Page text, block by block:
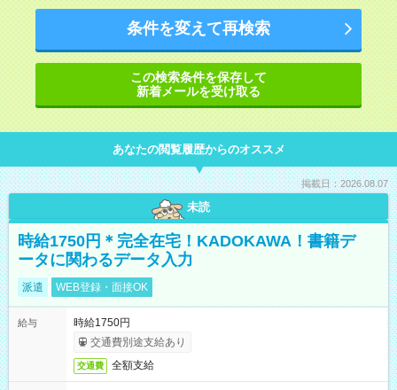
条件を変えて再検索
この検索条件を保存して
新着メールを受け取る
あなたの閲覧履歴からのオススメ
掲載日：2026.08.07
未読
時給1750円＊完全在宅！KADOKAWA！書籍デ
ータに関わるデータ入力
派遣 WEB登録・面接OK
給与
時給1750円
交通費別途支給あり
交通費 全額支給